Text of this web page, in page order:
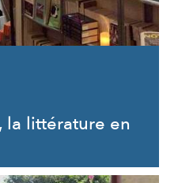
la littérature en